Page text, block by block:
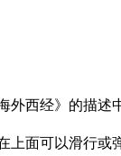
西经》的描述
上面可以滑行